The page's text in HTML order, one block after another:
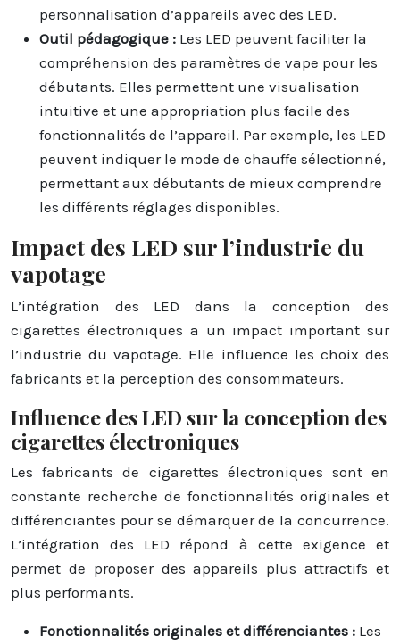
personnalisation d’appareils avec des LED.
Outil pédagogique : Les LED peuvent faciliter la
compréhension des paramètres de vape pour les
débutants. Elles permettent une visualisation
intuitive et une appropriation plus facile des
fonctionnalités de l’appareil. Par exemple, les LED
peuvent indiquer le mode de chauffe sélectionné,
permettant aux débutants de mieux comprendre
les différents réglages disponibles.
Impact des LED sur l’industrie du
vapotage
L’intégration des LED dans la conception des
cigarettes électroniques a un impact important sur
l’industrie du vapotage. Elle influence les choix des
fabricants et la perception des consommateurs.
Influence des LED sur la conception des
cigarettes électroniques
Les fabricants de cigarettes électroniques sont en
constante recherche de fonctionnalités originales et
différenciantes pour se démarquer de la concurrence.
L’intégration des LED répond à cette exigence et
permet de proposer des appareils plus attractifs et
plus performants.
Fonctionnalités originales et différenciantes : Les